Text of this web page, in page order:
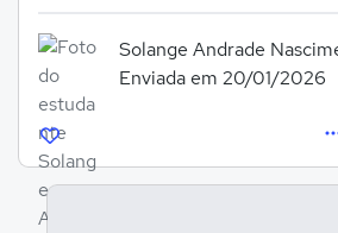
Solange Andrade
Enviada em 20/01/2026